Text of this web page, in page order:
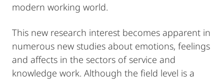
modern working world.
This new research interest becomes apparent in
numerous new studies about emotions, feelings
and affects in the sectors of service and
knowledge work. Although the field level is a